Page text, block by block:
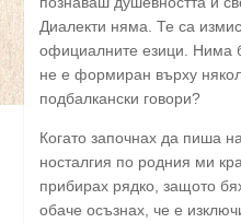
Диалекти няма. Те са
официалните езици. Нима
не е формиран върху
подбалкански говори?
Когато започнах да пиша
носталгия по родния ми
прибирах рядко, защото
обаче осъзнах, че е